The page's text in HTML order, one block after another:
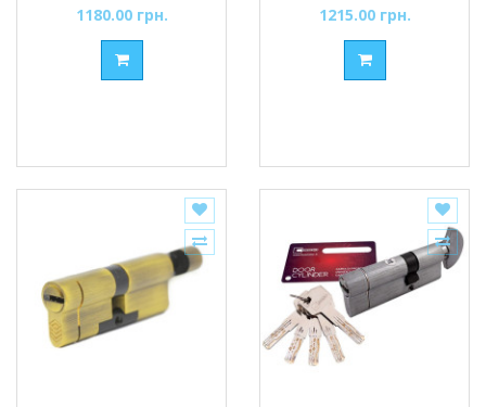
1180.00 грн.
1215.00 грн.